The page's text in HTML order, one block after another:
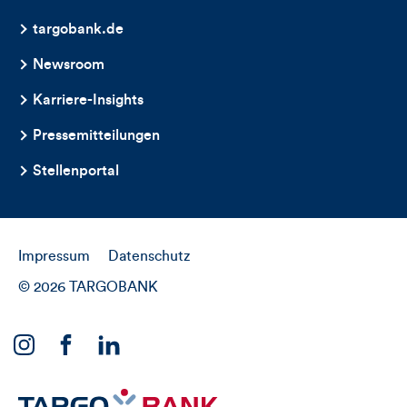
targobank.de
Newsroom
Karriere-Insights
Pressemitteilungen
Stellenportal
Impressum Datenschutz
© 2026 TARGOBANK